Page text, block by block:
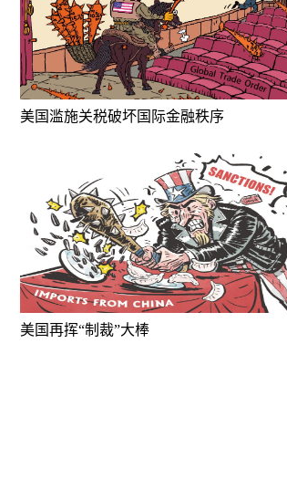
美国滥施关税破坏国际金融秩序
美国再挥“制裁”大棒